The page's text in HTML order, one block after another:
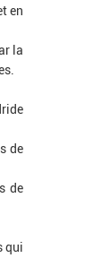
en
la
de
de
qui